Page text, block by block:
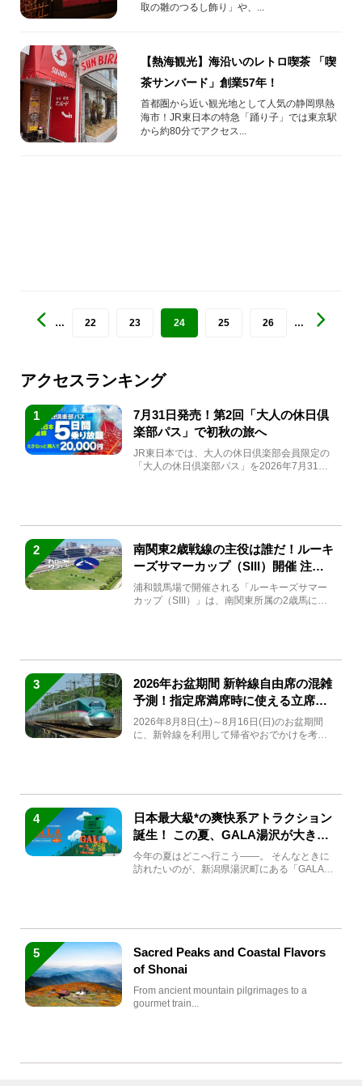
取の雛のつるし飾り」や、...
【熱海観光】海沿いのレトロ喫茶 「喫
茶サンバード」創業57年！
首都圏から近い観光地として人気の静岡県熱
海市！JR東日本の特急「踊り子」では東京駅
から約80分でアクセス...
… 22 23 24 25 26 …
アクセスランキング
1
7月31日発売！第2回「大人の休日倶
楽部パス」で初秋の旅へ
JR東日本では、大人の休日倶楽部会員限定の
「大人の休日倶楽部パス」を2026年7月31日
2
南関東2歳戦線の主役は誰だ！ルーキ
ーズサマーカップ（SIII）開催 注目
馬と見どころをチェック
浦和競馬場で開催される「ルーキーズサマー
カップ（SIII）」は、南関東所属の2歳馬によ
3
2026年お盆期間 新幹線自由席の混雑
予測！指定席満席時に使える立席特
急券も解説
2026年8月8日(土)～8月16日(日)のお盆期間
に、新幹線を利用して帰省やおでかけを考え
4
日本最大級*の爽快系アトラクション
誕生！ この夏、GALA湯沢が大きく
生まれ変わる
今年の夏はどこへ行こう――。 そんなときに
訪れたいのが、新潟県湯沢町にある「GALA湯
5
Sacred Peaks and Coastal Flavors
of Shonai
From ancient mountain pilgrimages to a
gourmet train...